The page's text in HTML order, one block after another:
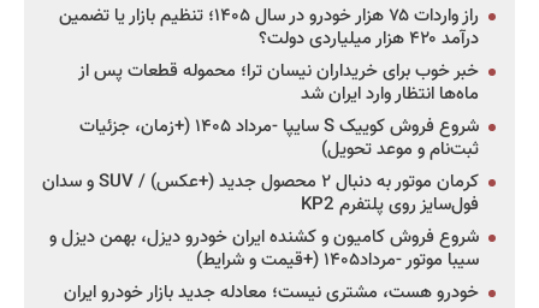
راز واردات ۷۵ هزار خودرو در سال ۱۴۰۵؛ تنظیم بازار یا تضمین
درآمد ۴۲۰ هزار میلیاردی دولت؟
خبر خوب برای خریداران نیسان ترا؛ محموله قطعات پس از
ماه‌ها انتظار وارد ایران شد
شروع فروش کوییک S سایپا -مرداد ۱۴۰۵ (+زمان، جزئیات
ثبت‌نام و موعد تحویل)
کرمان موتور به دنبال ۲ محصول جدید (+عکس) / SUV و سدان
فول‌سایز روی پلتفرم KP2
شروع فروش کامیون و کشنده ایران خودرو دیزل، بهمن دیزل و
سیبا موتور -مرداد۱۴۰۵ (+قیمت و شرایط)
خودرو هست، مشتری نیست؛ معادله جدید بازار خودرو ایران